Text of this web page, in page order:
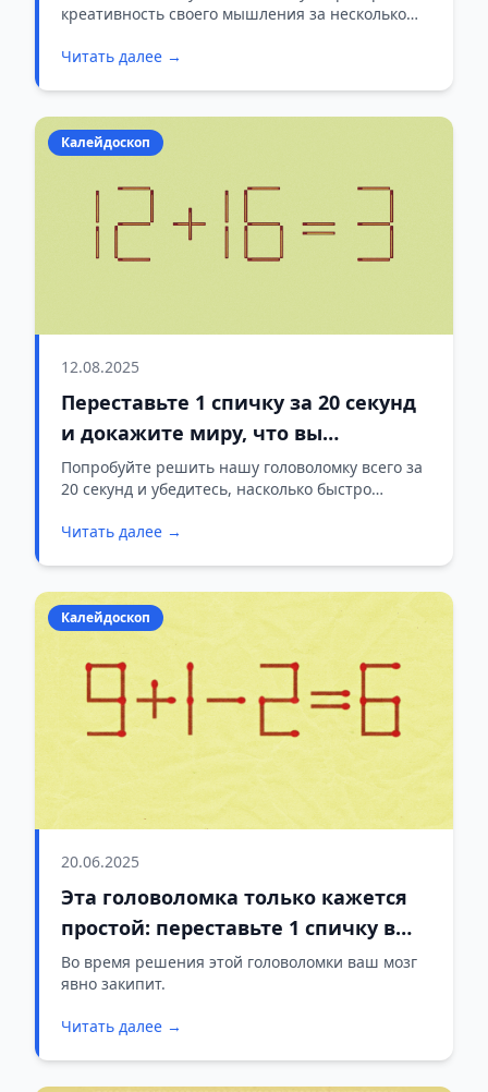
креативность своего мышления за несколько
Читать далее →
Калейдоскоп
12.08.2025
Переставьте 1 спичку за 20 секунд
и докажите миру, что вы
настоящий гений!
Попробуйте решить нашу головоломку всего за
20 секунд и убедитесь, насколько быстро
Читать далее →
Калейдоскоп
20.06.2025
Эта головоломка только кажется
простой: переставьте 1 спичку в
9+1–2=6 за 13 секунд
Во время решения этой головоломки ваш мозг
явно закипит.
Читать далее →